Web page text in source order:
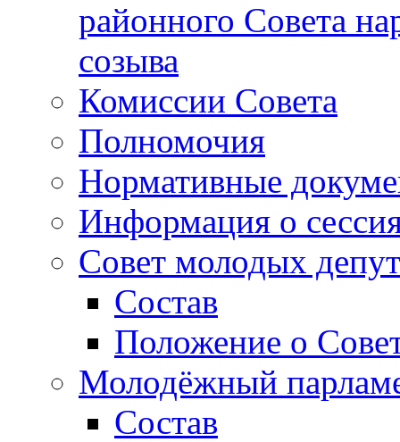
районного Совета
созыва
Комиссии Совета
Полномочия
Нормативные
Информация о
Совет молодых
Состав
Положение о
Молодёжный
Состав